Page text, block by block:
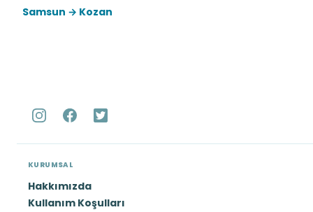
Samsun → Kozan
KURUMSAL
Hakkımızda
Kullanım Koşulları